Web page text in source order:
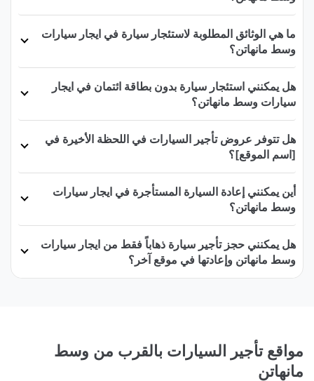
ما هي الوثائق المطلوبة لاستئجار سيارة في ايجار سيارات
وسط مانهاتن؟
هل يمكنني استئجار سيارة بدون بطاقة ائتمان في ايجار
سيارات وسط مانهاتن؟
هل تتوفر عروض تأجير السيارات في اللحظة الأخيرة في
[اسم الموقع]؟
أين يمكنني إعادة السيارة المستأجرة في ايجار سيارات
وسط مانهاتن؟
هل يمكنني حجز تأجير سيارة ذهاباً فقط من ايجار سيارات
وسط مانهاتن وإعادتها في موقع آخر؟
مواقع تأجير السيارات بالقرب من وسط
مانهاتن